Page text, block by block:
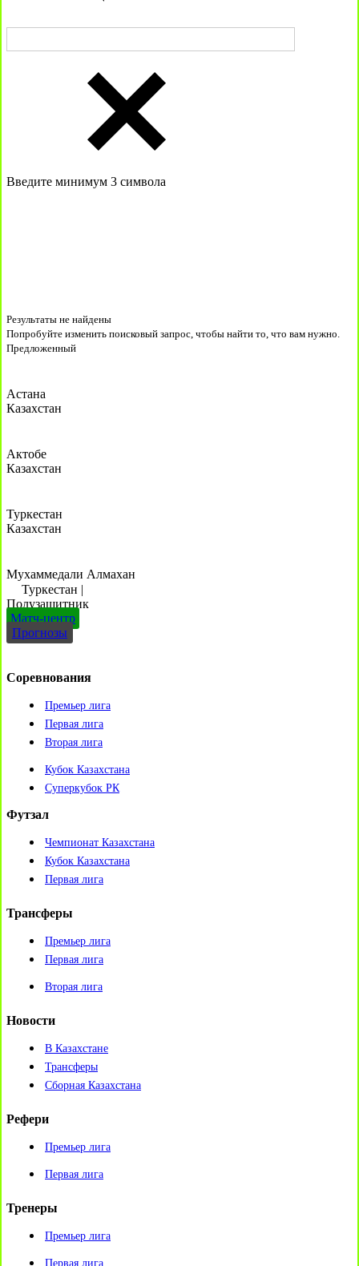
Введите минимум 3 символа
Результаты не найдены
Попробуйте изменить поисковый запрос, чтобы найти то, что вам нужно.
Предложенный
Астана
Казахстан
Актобе
Казахстан
Туркестан
Казахстан
Мухаммедали Алмахан
Туркестан |
Полузащитник
Матч-центр
Прогнозы
Соревнования
Премьер лига
Первая лига
Вторая лига
Кубок Казахстана
Суперкубок РК
Футзал
Чемпионат Казахстана
Кубок Казахстана
Первая лига
Трансферы
Премьер лига
Первая лига
Вторая лига
Новости
В Казахстане
Трансферы
Сборная Казахстана
Рефери
Премьер лига
Первая лига
Тренеры
Премьер лига
Первая лига